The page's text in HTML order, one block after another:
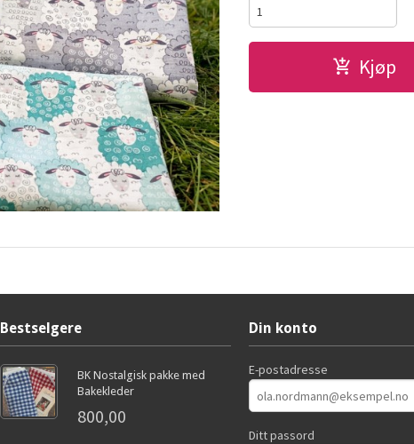
Kjøp
Bestselgere
BK Nostalgisk pakke med
Bakekleder
800,00
Din konto
E-postadresse
Ditt passord